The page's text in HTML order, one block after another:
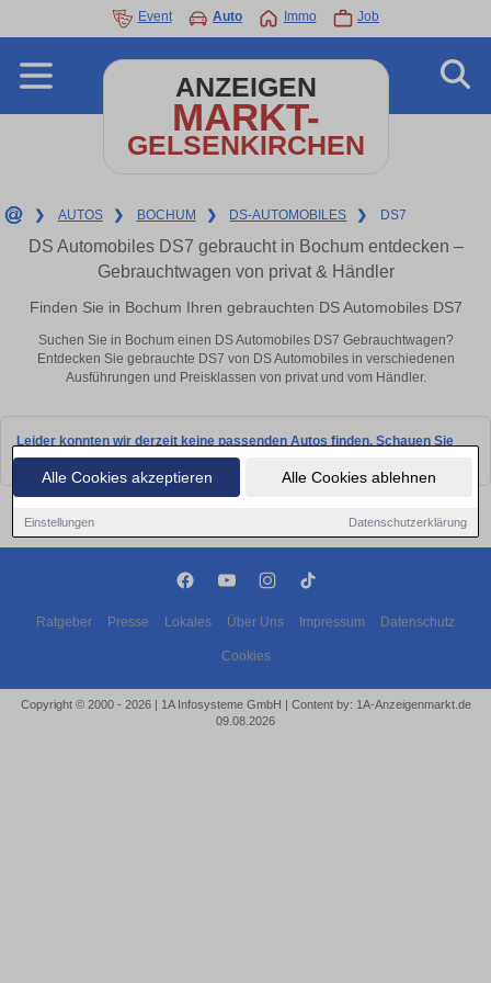
Alle Cookies akzeptieren Alle Cookies ablehnen
Einstellungen Datenschutzerklärung
Event Auto Immo Job
ANZEIGEN
MARKT-
GELSENKIRCHEN
❯ AUTOS ❯ BOCHUM ❯ DS-AUTOMOBILES ❯ DS7
DS Automobiles DS7 gebraucht in Bochum entdecken –
Gebrauchtwagen von privat & Händler
Finden Sie in Bochum Ihren gebrauchten DS Automobiles DS7
Suchen Sie in Bochum einen DS Automobiles DS7 Gebrauchtwagen?
Entdecken Sie gebrauchte DS7 von DS Automobiles in verschiedenen
Ausführungen und Preisklassen von privat und vom Händler.
Leider konnten wir derzeit keine passenden Autos finden. Schauen Sie
bald wieder vorbei!
Ratgeber Presse Lokales Über Uns Impressum Datenschutz
Cookies
Copyright © 2000 - 2026 | 1A Infosysteme GmbH | Content by: 1A-Anzeigenmarkt.de
09.08.2026